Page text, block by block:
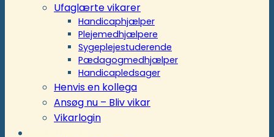
Ufaglærte vikarer
Handicaphjælper
Plejemedhjælpere
Sygeplejestuderende
Pædagogmedhjælper
Handicapledsager
Henvis en kollega
Ansøg nu – Bliv vikar
Vikarlogin